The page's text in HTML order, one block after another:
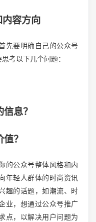
容方向
先要明确自己的公众号
考以下几个问题：
息？
？
的公众号整体风格和内
年轻人群体的时尚资讯
趣的话题，如潮流、时
业，想通过公众号推广
点，以解决用户问题为